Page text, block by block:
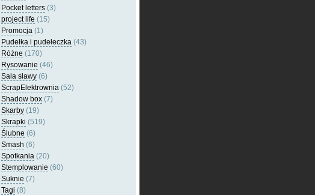
Pocket letters (3)
project life (15)
Promocja (1)
Pudełka i pudełeczka (43)
Różne (170)
Rysowanie (46)
Sala sławy (6)
ScrapElektrownia (52)
Shadow box (7)
Skarby (19)
Skrapki (519)
Ślubne (6)
Smash (6)
Spotkania (20)
Stemplowanie (60)
Suknie (7)
Tagi (8)